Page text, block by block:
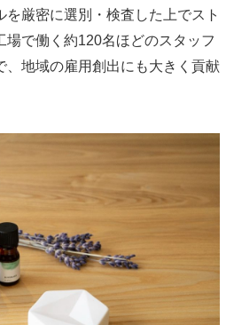
を厳密に選別・検査した上でスト
場で働く約120名ほどのスタッフ
、地域の雇用創出にも大きく貢献